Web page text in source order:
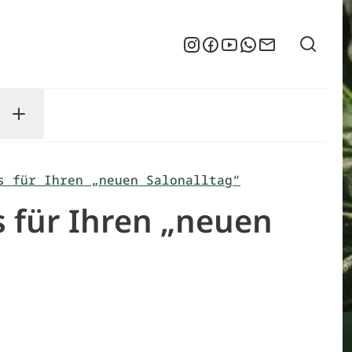
Suche
submenu
Toggle Service submenu
Instagram
Facebook
YouTubeWhatsApp
Newsletter
für Ihren „neuen Salonalltag“
für Ihren „neuen